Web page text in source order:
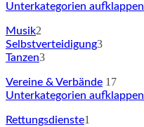
Unterkategorien aufklappen
Musik2
Selbstverteidigung3
Tanzen3
Vereine & Verbände 17
Unterkategorien aufklappen
Rettungsdienste1